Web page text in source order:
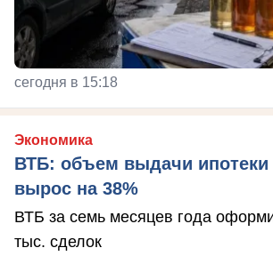
сегодня в 15:18
Экономика
ВТБ: объем выдачи ипотеки
вырос на 38%
ВТБ за семь месяцев года
тыс. сделок